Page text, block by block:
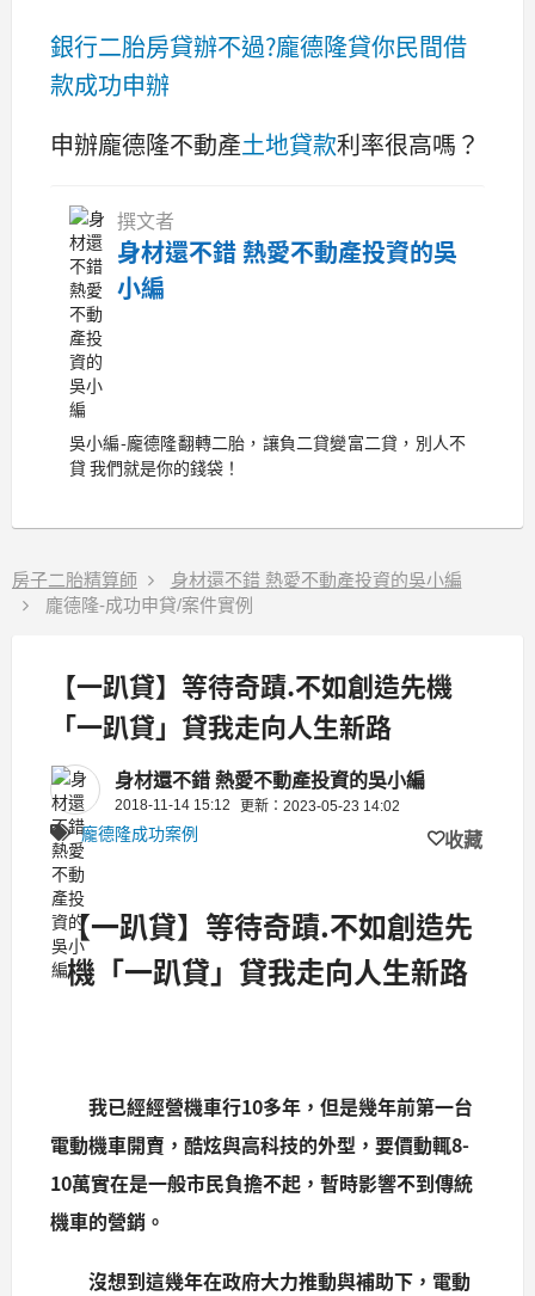
銀行二胎房貸辦不過?龐德隆貸你民間借
款成功申辦
申辦龐德隆不動產土地貸款利率很高嗎？
撰文者
身材還不錯 熱愛不動產投資的吳
小編
吳小編-龐德隆翻轉二胎，讓負二貸變富二貸，別人不
貸 我們就是你的錢袋！
房子二胎精算師
身材還不錯 熱愛不動產投資的吳小編
龐德隆-成功申貸/案件實例
【一趴貸】等待奇蹟.不如創造先機
「一趴貸」貸我走向人生新路
身材還不錯 熱愛不動產投資的吳小編
2018-11-14 15:12 更新：2023-05-23 14:02
龐德隆成功案例 收藏
【一趴貸】等待奇蹟.不如創造先
機「一趴貸」貸我走向人生新路
我已經經營機車行10多年，但是幾年前第一台
電動機車開賣，酷炫與高科技的外型，要價動輒8-
10萬實在是一般市民負擔不起，暫時影響不到傳統
機車的營銷。
沒想到這幾年在政府大力推動與補助下，電動